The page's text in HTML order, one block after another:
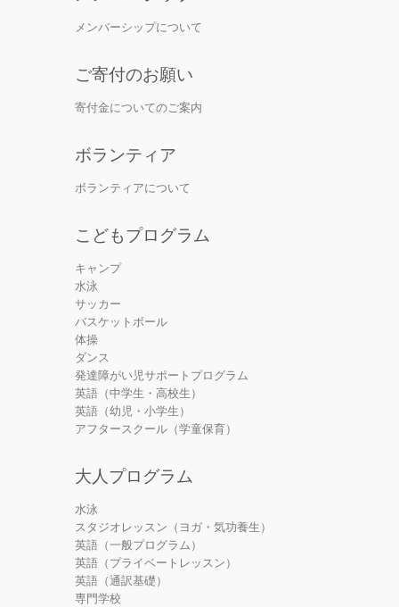
メンバーシップについて
ご寄付のお願い
寄付金についてのご案内
ボランティア
ボランティアについて
こどもプログラム
キャンプ
水泳
サッカー
バスケットボール
体操
ダンス
発達障がい児サポートプログラム
英語（中学生・高校生）
英語（幼児・小学生）
アフタースクール（学童保育）
大人プログラム
水泳
スタジオレッスン（ヨガ・気功養生）
英語（一般プログラム）
英語（プライベートレッスン）
英語（通訳基礎）
専門学校